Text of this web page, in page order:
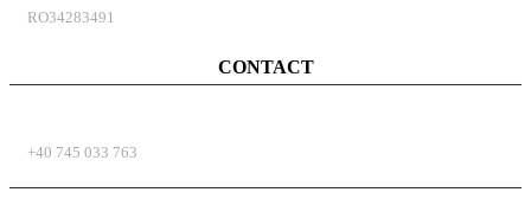
RO34283491
CONTACT
+40 745 033 763